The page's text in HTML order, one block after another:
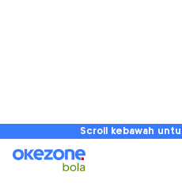
Scroll kebawah